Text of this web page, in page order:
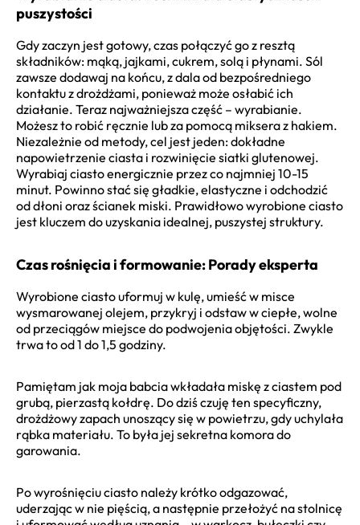
puszystości
Gdy zaczyn jest gotowy, czas połączyć go z resztą
składników: mąką, jajkami, cukrem, solą i płynami. Sól
zawsze dodawaj na końcu, z dala od bezpośredniego
kontaktu z drożdżami, ponieważ może osłabić ich
działanie. Teraz najważniejsza część – wyrabianie.
Możesz to robić ręcznie lub za pomocą miksera z hakiem.
Niezależnie od metody, cel jest jeden: dokładne
napowietrzenie ciasta i rozwinięcie siatki glutenowej.
Wyrabiaj ciasto energicznie przez co najmniej 10-15
minut. Powinno stać się gładkie, elastyczne i odchodzić
od dłoni oraz ścianek miski. Prawidłowo wyrobione ciasto
jest kluczem do uzyskania idealnej, puszystej struktury.
Czas rośnięcia i formowanie: Porady eksperta
Wyrobione ciasto uformuj w kulę, umieść w misce
wysmarowanej olejem, przykryj i odstaw w ciepłe, wolne
od przeciągów miejsce do podwojenia objętości. Zwykle
trwa to od 1 do 1,5 godziny.
Pamiętam jak moja babcia wkładała miskę z ciastem pod
grubą, pierzastą kołdrę. Do dziś czuję ten specyficzny,
drożdżowy zapach unoszący się w powietrzu, gdy uchylała
rąbka materiału. To była jej sekretna komora do
garowania.
Po wyrośnięciu ciasto należy krótko odgazować,
uderzając w nie pięścią, a następnie przełożyć na stolnicę